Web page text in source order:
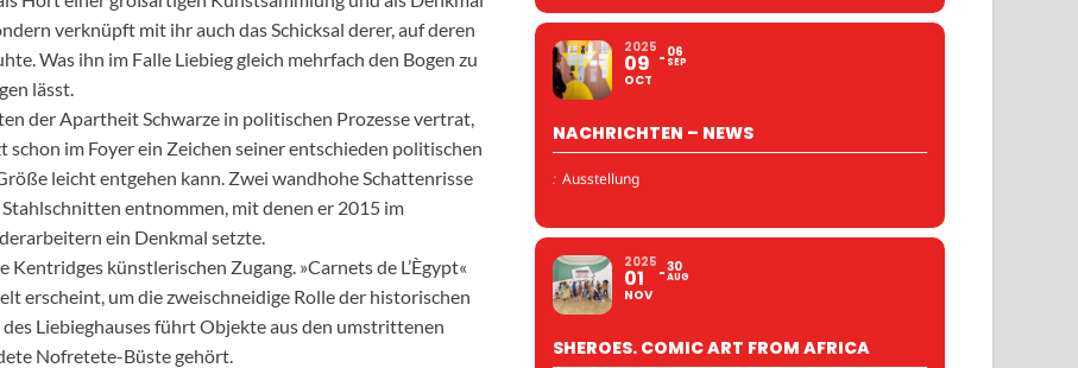
verknüpft mit ihr auch das Schicksal derer, auf deren
Was ihn im Falle Liebieg gleich mehrfach den Bogen zu
lässt.
der Apartheit Schwarze in politischen Prozesse vertrat,
im Foyer ein Zeichen seiner entschieden politischen
leicht entgehen kann. Zwei wandhohe Schattenrisse
entnommen, mit denen er 2015 im
ein Denkmal setzte.
künstlerischen Zugang. »Carnets de L’Ègypt«
erscheint, um die zweischneidige Rolle der historischen
Liebieghauses führt Objekte aus den umstrittenen
Nofretete-Büste gehört.
2025
09
OCT
06
SEP
NACHRICHTEN – NEWS
: Ausstellung
2025
01
NOV
30
AUG
SHEROES. COMIC ART FROM AFRICA